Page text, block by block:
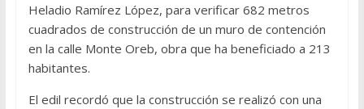
Heladio Ramírez López, para verificar 682 metros
cuadrados de construcción de un muro de contención
en la calle Monte Oreb, obra que ha beneficiado a 213
habitantes.
El edil recordó que la construcción se realizó con una